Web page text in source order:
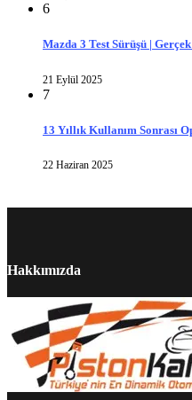
6
Mazda 3 Test Sürüşü |
21 Eylül 2025
7
13 Yıllık Kullanım Sonrası
22 Haziran 2025
Hakkımızda